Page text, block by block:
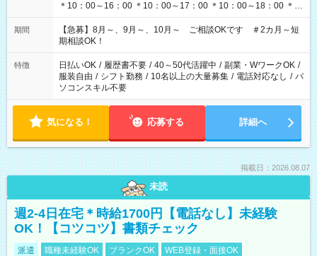
＊10：00～16：00 ＊10：00～17：00 ＊10：00～18：00 ＊
11：00～19：00 ＊12：00～19：00 ＊13：00～19：00
期間
【急募】8月～、9月～、10月～ ご相談OKです ＃2カ月～短
期相談OK！
特徴 日払いOK / 履歴書不要 / 40～50代活躍中 / 副業・WワークOK /
服装自由 / シフト勤務 / 10名以上の大量募集 / 電話対応なし / パ
ソコンスキル不要
気になる！ 応募する 詳細へ
掲載日：2026.08.07
未読
週2-4日在宅＊時給1700円【電話なし】未経験
OK！【コツコツ】書類チェック
派遣 職種未経験OK ブランクOK WEB登録・面接OK